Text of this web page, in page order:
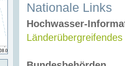
Nationale Links
Hochwasser-